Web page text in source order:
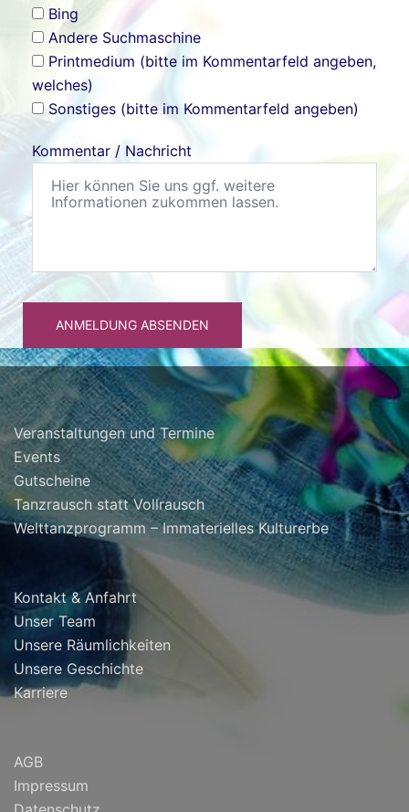
Bing
Andere Suchmaschine
Printmedium (bitte im Kommentarfeld angeben,
welches)
Sonstiges (bitte im Kommentarfeld angeben)
Kommentar / Nachricht
ANMELDUNG ABSENDEN
Veranstaltungen und Termine
Events
Gutscheine
Tanzrausch statt Vollrausch
Welttanzprogramm – Immaterielles Kulturerbe
Kontakt & Anfahrt
Unser Team
Unsere Räumlichkeiten
Unsere Geschichte
Karriere
AGB
Impressum